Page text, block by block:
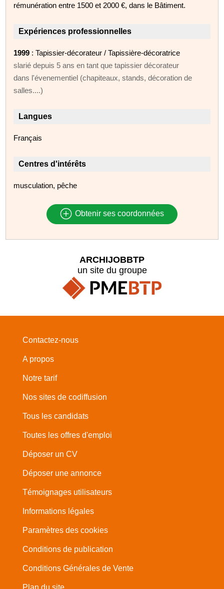
rémunération entre 1500 et 2000 €, dans le Bâtiment.
Expériences professionnelles
1999 : Tapissier-décorateur / Tapissière-décoratrice
slarié depuis 5 ans en tant que tapissier décorateur
dans l'évenementiel (chapiteaux, stands, décoration de
salles....)
Langues
Français
Centres d'intérêts
musculation, pêche
Obtenir ses coordonnées
ARCHIJOBBTP
un site du groupe
Contactez-nous
A propos
Notre tarif
Nos sites de codiffusion
Tous les candidats
Toutes les offres d'emploi
Déposer un CV
Déposer une annonce
Témoignages utilisateurs
Informations légales
Paramètres des cookies
Conditions de publication
Conditions Générales de Vente